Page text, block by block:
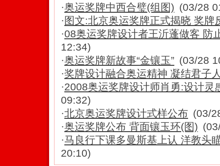
·奥运奖牌中西合璧(组图) (03/28
· 图文:北京奥运奖牌正式揭晓 奖牌
·08奥运奖牌设计者王沂蓬做客 防
12:34)
·奥运奖牌新故事“金镶玉” (03/28
·奖牌设计融合奥运精神 凝结君子
·2008奥运奖牌设计师肖勇:设计灵
09:32)
·北京奥运奖牌设计式样公布 (03/
·奥运奖牌公布 背面镶玉环(图)
·马良行下课多曼斯基上认 洋教头
20:10)